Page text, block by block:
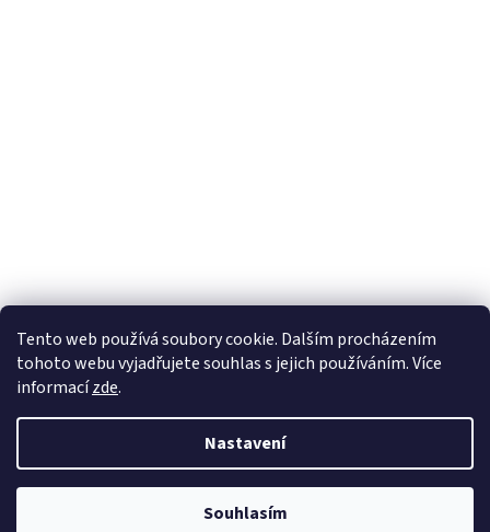
Tento web používá soubory cookie. Dalším procházením
tohoto webu vyjadřujete souhlas s jejich používáním. Více
informacízde.
Nastavení
Souhlasím